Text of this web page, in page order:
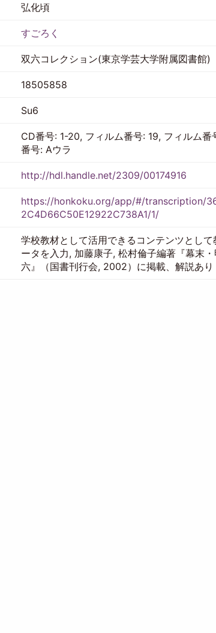
弘化頃
すごろく
双六コレクション(東京学芸大学附属図書館)
18505858
Su6
CD番号: 1-20, フィルム番号: 19, フィルム番
番号: Aウラ
http://hdl.handle.net/2309/00174916
https://honkoku.org/app/#/transcription/
2C4D66C50E12922C738A1/1/
学校教材として活用できるコンテンツとし
ータを入力, 加藤康子, 松村倫子編著『幕末
六』（国書刊行会, 2002）に掲載、解説あり